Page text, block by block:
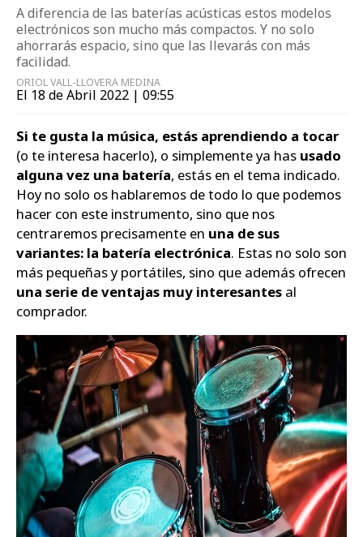
A diferencia de las baterías acústicas estos modelos
electrónicos son mucho más compactos. Y no solo
ahorrarás espacio, sino que las llevarás con más
facilidad.
ORIOL VALL-LLOVERA MEDINA
El 18 de Abril 2022 | 09:55
Si te gusta la música, estás aprendiendo a tocar
(o te interesa hacerlo), o simplemente ya has usado
alguna vez una batería, estás en el tema indicado.
Hoy no solo os hablaremos de todo lo que podemos
hacer con este instrumento, sino que nos
centraremos precisamente en una de sus
variantes: la batería electrónica. Estas no solo son
más pequeñas y portátiles, sino que además ofrecen
una serie de ventajas muy interesantes al
comprador.